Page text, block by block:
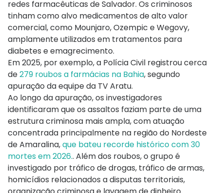
redes farmacêuticas de Salvador. Os criminosos
tinham como alvo medicamentos de alto valor
comercial, como Mounjaro, Ozempic e Wegovy,
amplamente utilizados em tratamentos para
diabetes e emagrecimento.
Em 2025, por exemplo, a Polícia Civil registrou cerca
de279 roubos a farmácias na Bahia, segundo
apuração da equipe da TV Aratu.
Ao longo da apuração, os investigadores
identificaram que os assaltos faziam parte de uma
estrutura criminosa mais ampla, com atuação
concentrada principalmente na região do Nordeste
de Amaralina,que bateu recorde histórico com 30
mortes em 2026.. Além dos roubos, o grupo é
investigado por tráfico de drogas, tráfico de armas,
homicídios relacionados a disputas territoriais,